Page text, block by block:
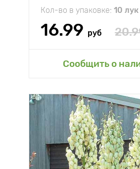
Кол-во в упаковке: 10 лук
16.99 руб
Сообщить о